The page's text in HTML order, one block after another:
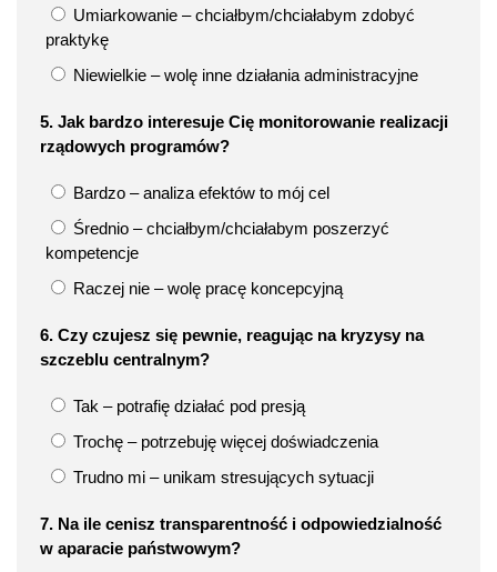
Umiarkowanie – chciałbym/chciałabym zdobyć
praktykę
Niewielkie – wolę inne działania administracyjne
5. Jak bardzo interesuje Cię monitorowanie realizacji
rządowych programów?
Bardzo – analiza efektów to mój cel
Średnio – chciałbym/chciałabym poszerzyć
kompetencje
Raczej nie – wolę pracę koncepcyjną
6. Czy czujesz się pewnie, reagując na kryzysy na
szczeblu centralnym?
Tak – potrafię działać pod presją
Trochę – potrzebuję więcej doświadczenia
Trudno mi – unikam stresujących sytuacji
7. Na ile cenisz transparentność i odpowiedzialność
w aparacie państwowym?